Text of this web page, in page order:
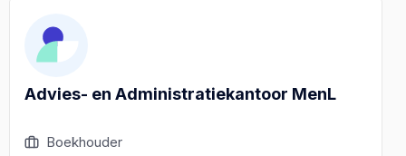
Advies- en Administratiekantoor MenL
Boekhouder